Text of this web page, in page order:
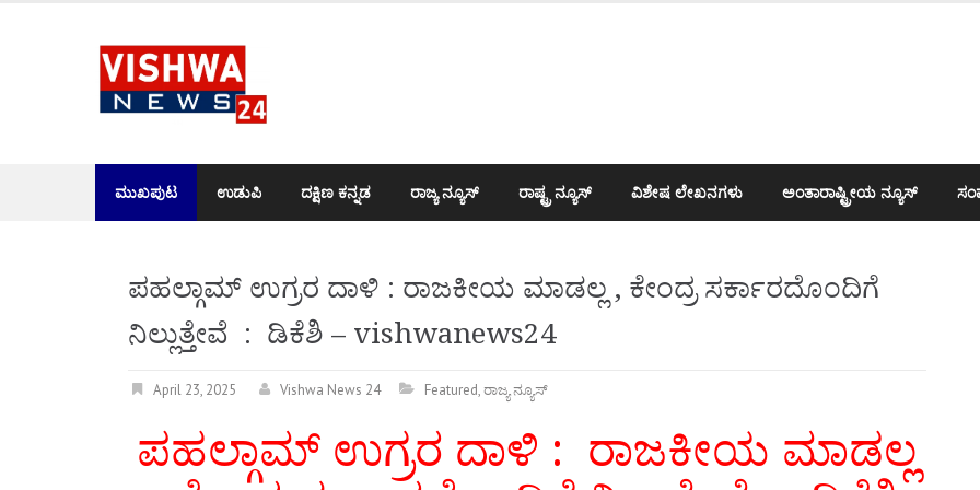
ಮುಖಪುಟ ಉಡುಪಿ ದಕ್ಷಿಣ ಕನ್ನಡ ರಾಜ್ಯ ನ್ಯೂಸ್ ರಾಷ್ಟ್ರ ನ್ಯೂಸ್ ವಿಶೇಷ ಲೇಖನಗಳು ಅಂತಾರಾಷ್ಟ್ರೀಯ ನ್ಯೂಸ್
ಪಹಲ್ಗಾಮ್ ಉಗ್ರರ ದಾಳಿ : ರಾಜಕೀಯ ಮಾಡಲ್ಲ , ಕೇಂದ್ರ ಸರ್ಕಾರದೊಂದಿಗೆ
ನಿಲ್ಲುತ್ತೇವೆ : ಡಿಕೆಶಿ – vishwanews24
April 23, 2025 Vishwa News 24 Featured,ರಾಜ್ಯ ನ್ಯೂಸ್
ಪಹಲ್ಗಾಮ್ ಉಗ್ರರ ದಾಳಿ : ರಾಜಕೀಯ ಮಾಡಲ್ಲ